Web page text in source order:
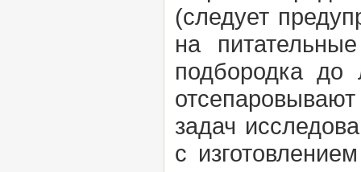
(следует
на
подбородка до
задач
с